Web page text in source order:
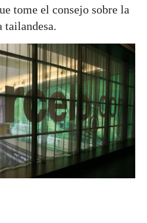
tome el consejo sobre la
tailandesa.